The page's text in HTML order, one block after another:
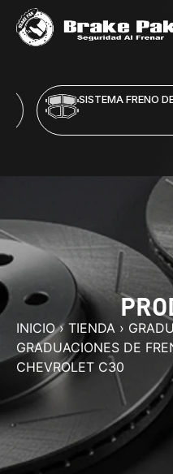
SISTEMA FRENO DE
INICIO› TIENDA ›
GRADUACIONES DE
CHEVROLET C30